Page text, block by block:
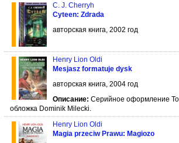
C. J. Cherryh
Cyteen: Zdrada
авторская книга, 2002 год
Henry Lion Oldi
Mesjasz formatuje dysk
авторская книга, 2004 год
Описание: Серийное оформление
обложка Dominik Milecki.
Henry Lion Oldi
Magia przeciw Prawu: Magiozo